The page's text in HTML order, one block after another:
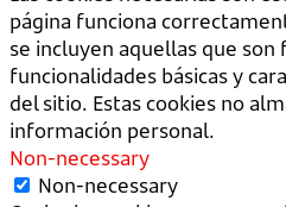
página funciona
se incluyen aquellas que
funcionalidades básicas y
del sitio. Estas cookies no
información personal.
Non-necessary
Non-necessary